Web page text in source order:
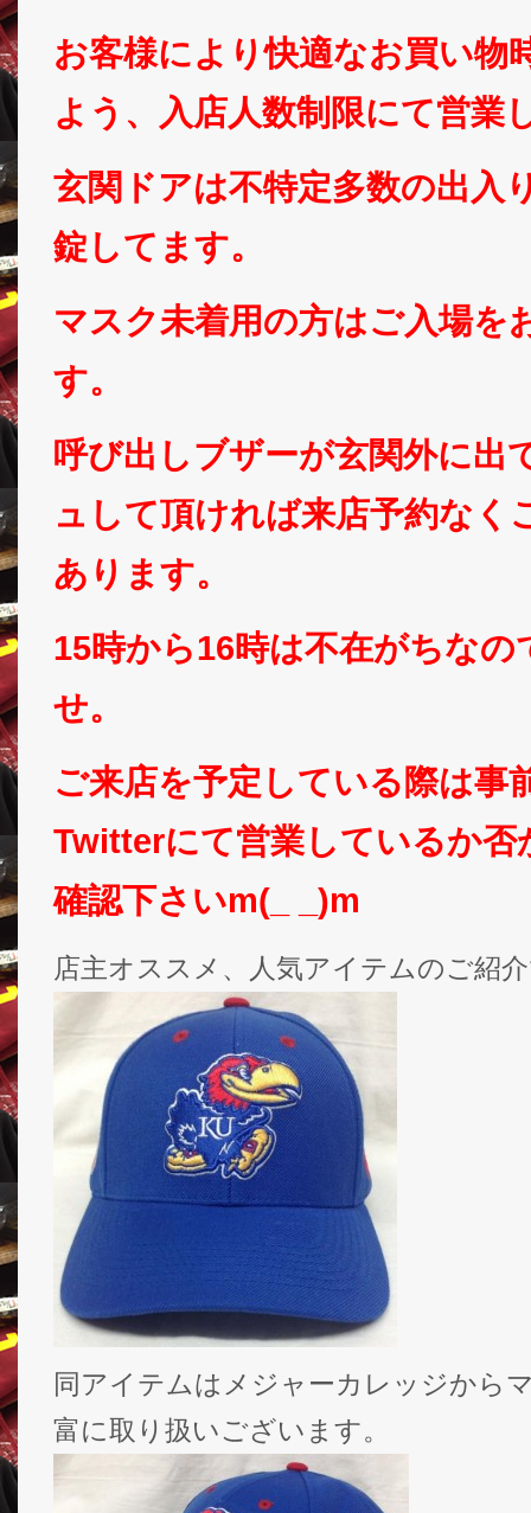
お客様により快適なお買い物
よう、入店人数制限にて営業
玄関ドアは不特定多数の出入
錠してます。
マスク未着用の方はご入場を
す。
呼び出しブザーが玄関外に出
ュして頂ければ来店予約なく
あります。
15時から16時は不在がちなの
せ。
ご来店を予定している際は事
Twitterにて営業しているか否
確認下さいm(_ _)m
店主オススメ、人気アイテムのご紹
同アイテムはメジャーカレッジから
富に取り扱いございます。